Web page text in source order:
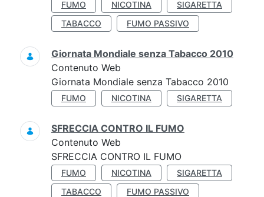
FUMO NICOTINA
SIGARETTA
TABACCO
FUMO PASSIVO
Giornata Mondiale senza Tabacco 2010
Contenuto Web
Giornata Mondiale senza Tabacco 2010
FUMO NICOTINA SIGARETTA
SFRECCIA CONTRO IL FUMO
Contenuto Web
SFRECCIA CONTRO IL FUMO
FUMO NICOTINA
SIGARETTA
TABACCO
FUMO PASSIVO